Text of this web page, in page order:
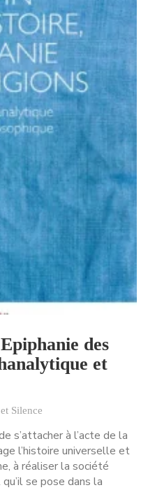
des
et
Silence
s’attacher à l’acte de la
l’histoire universelle et
à réaliser la société
se pose dans la